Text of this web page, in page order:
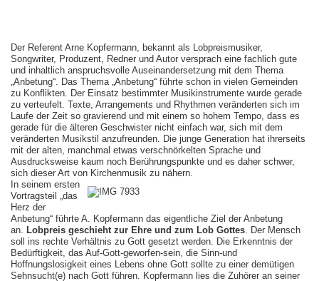
Der Referent Arne Kopfermann, bekannt als Lobpreismusiker,
Songwriter, Produzent, Redner und Autor versprach eine fachlich gute
und inhaltlich anspruchsvolle Auseinandersetzung mit dem Thema
„Anbetung“. Das Thema „Anbetung“ führte schon in vielen Gemeinden
zu Konflikten. Der Einsatz bestimmter Musikinstrumente wurde gerade
zu verteufelt. Texte, Arrangements und Rhythmen veränderten sich im
Laufe der Zeit so gravierend und mit einem so hohem Tempo, dass es
gerade für die älteren Geschwister nicht einfach war, sich mit dem
veränderten Musikstil anzufreunden. Die junge Generation hat ihrerseits
mit der alten, manchmal etwas verschnörkelten Sprache und
Ausdrucksweise kaum noch Berührungspunkte und es daher schwer,
sich dieser Art von Kirchenmusik zu nähern.
In seinem ersten
Vortragsteil „das
Herz der
Anbetung“ führte A. Kopfermann das eigentliche Ziel der Anbetung
an. Lobpreis geschieht zur Ehre und zum Lob Gottes. Der Mensch
soll ins rechte Verhältnis zu Gott gesetzt werden. Die Erkenntnis der
Bedürftigkeit, das Auf-Gott-geworfen-sein, die Sinn-und
Hoffnungslosigkeit eines Lebens ohne Gott sollte zu einer demütigen
Sehnsucht(e) nach Gott führen. Kopfermann lies die Zuhörer an seiner